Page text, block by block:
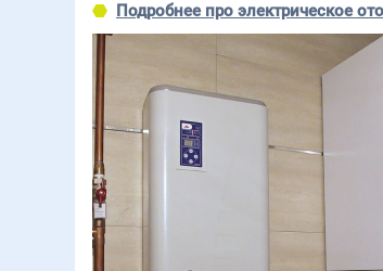
Подробнее про электрическое